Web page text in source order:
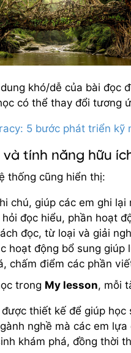
khó/dễ của bài đọc
có thể thay đổi tương
5 bước phát triển
tính năng hữu
thống cũng hiển thị:
chú, giúp các em ghi
đọc hiểu, phần hoạt
đọc, từ loại và giải
hoạt động bổ sung
chấm điểm các phần
trong My lesson, mỗi
được thiết kế để giúp
nghề mà các em
khám phá, đồng thời